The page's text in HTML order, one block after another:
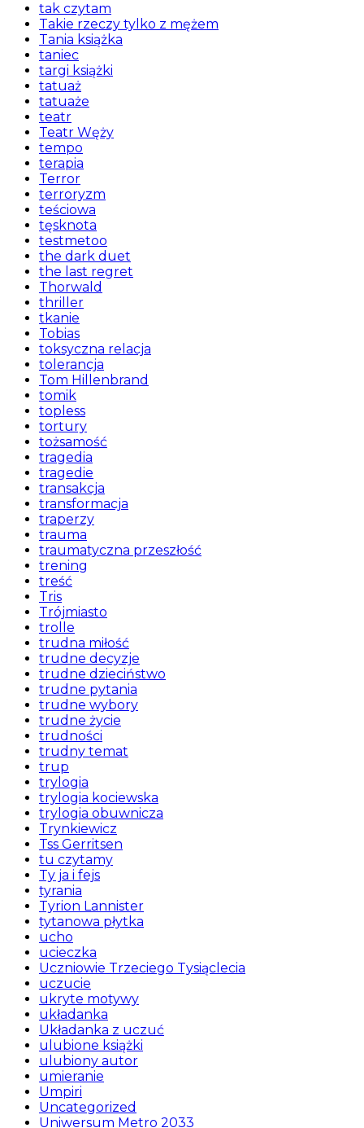
tak czytam
Takie rzeczy tylko z mężem
Tania książka
taniec
targi książki
tatuaż
tatuaże
teatr
Teatr Węży
tempo
terapia
Terror
terroryzm
teściowa
tęsknota
testmetoo
the dark duet
the last regret
Thorwald
thriller
tkanie
Tobias
toksyczna relacja
tolerancja
Tom Hillenbrand
tomik
topless
tortury
tożsamość
tragedia
tragedie
transakcja
transformacja
traperzy
trauma
traumatyczna przeszłość
trening
treść
Tris
Trójmiasto
trolle
trudna miłość
trudne decyzje
trudne dzieciństwo
trudne pytania
trudne wybory
trudne życie
trudności
trudny temat
trup
trylogia
trylogia kociewska
trylogia obuwnicza
Trynkiewicz
Tss Gerritsen
tu czytamy
Ty ja i fejs
tyrania
Tyrion Lannister
tytanowa płytka
ucho
ucieczka
Uczniowie Trzeciego Tysiąclecia
uczucie
ukryte motywy
układanka
Układanka z uczuć
ulubione książki
ulubiony autor
umieranie
Umpiri
Uncategorized
Uniwersum Metro 2033